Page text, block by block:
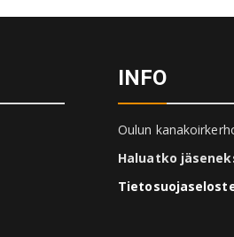
INFO
Oulun
Haluatko